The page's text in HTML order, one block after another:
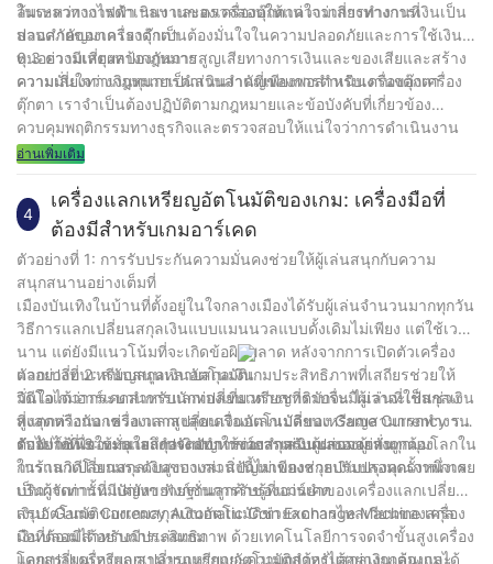
ล้มเหลวทางไฟฟ้า ฯลฯ และตรวจสอบให้แน่ใจว่าการทำงานที่
ปลอดภัยของเครื่องตุ๊กตา
ในระหว่างการดำเนินงานของเครื่องตุ๊กตาความเสี่ยงทางการเงินเป็น
ส่วนสำคัญมาก เราจำเป็นต้องมั่นใจในความปลอดภัยและการใช้เงิน
ทุนอย่างมีเหตุผลป้องกันการสูญเสียทางการเงินและของเสียและสร้าง
ความมั่นใจว่าเงินทุนการดำเนินงานที่เพียงพอสำหรับเครื่องตุ๊กตา
6.3 ความเสี่ยงทางกฎหมาย
ความเสี่ยงทางกฎหมายเป็นส่วนสำคัญของการดำเนินงานของเครื่อง
ตุ๊กตา เราจำเป็นต้องปฏิบัติตามกฎหมายและข้อบังคับที่เกี่ยวข้อง
ควบคุมพฤติกรรมทางธุรกิจและตรวจสอบให้แน่ใจว่าการดำเนินงาน
ตามกฎหมายและตามมาตรฐานของเครื่องตุ๊กตา
อ่านเพิ่มเติม
4
เครื่องแลกเหรียญอัตโนมัติของเกม: เครื่องมือที่
ต้องมีสำหรับเกมอาร์เคด
ตัวอย่างที่ 1: การรับประกันความมั่นคงช่วยให้ผู้เล่นสนุกกับความ
สนุกสนานอย่างเต็มที่
เมืองบันเทิงในบ้านที่ตั้งอยู่ในใจกลางเมืองได้รับผู้เล่นจำนวนมากทุกวัน
วิธีการแลกเปลี่ยนสกุลเงินแบบแมนนวลแบบดั้งเดิมไม่เพียง แต่ใช้เวลา
นาน แต่ยังมีแนวโน้มที่จะเกิดข้อผิดพลาด หลังจากการเปิดตัวเครื่อง
แลกเปลี่ยนเหรียญสกุลเงินอัตโนมัติเกมประสิทธิภาพที่เสถียรช่วยให้
มั่นใจได้ว่ากระบวนการแลกเปลี่ยนเหรียญที่ราบรื่น ไม่ว่าจะเป็นช่วง
สูงสุดหรือนอกช่วงเวลาสูงสุดเครื่องแลกเปลี่ยนเหรียญสามารถทำงาน
ต่อไปได้เพื่อให้มั่นใจถึงประสบการณ์การเล่นเกมของผู้เล่น
ตัวอย่างที่ 2: สนับสนุนหลายสกุลเงิน
วิดีโอเกมอาร์เคดสำหรับนักท่องเที่ยวต่างชาติมักจะมีผู้เล่นที่ใช้สกุลเงิน
ที่แตกต่างกัน เครื่องแลกเปลี่ยนเงินอัตโนมัติของ Game Currency รอง
รับฟังก์ชั่นของหลายสกุลเงินทำให้ง่ายสำหรับผู้เล่นจากทั่วทุกมุมโลกใน
การแลกเปลี่ยนสกุลเงินของเกม สิ่งนี้ไม่เพียงช่วยปรับปรุงคุณภาพการ
บริการเท่านั้น แต่ยังขยายฐานลูกค้าของอาร์เคด
ตัวอย่างที่ 3: ระบุและกำจัดปัญหาของสกุลเงินปลอมอย่างถูกต้อง
ในร้านวิดีโอเกมระดับสูงบางส่วนปัญหาของสกุลเงินปลอมครั้งหนึ่งเคย
เป็นผู้จัดการที่มีปัญหา ฟังก์ชั่นการรับรู้ที่แม่นยำของเครื่องแลกเปลี่ยน
เงินอัตโนมัติของเกมสกุลเงินอัตโนมัติช่วยลดการไหลเวียนของสกุล
เงินปลอมได้อย่างมีประสิทธิภาพ ด้วยเทคโนโลยีการจดจำขั้นสูงเครื่อง
แลกเปลี่ยนเหรียญสามารถแยกแยะความถูกต้องได้อย่างถูกต้องและ
สรุป: Game Currency Automatic Coin Exchange Machine เครื่อง
มือที่ต้องมีสำหรับการเล่นเกม
โดยสรุปเครื่องแลกเปลี่ยนเหรียญอัตโนมัติสำหรับสกุลเงินเล่นเกมได้